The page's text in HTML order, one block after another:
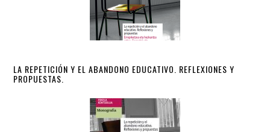
LA REPETICIÓN Y EL ABANDONO EDUCATIVO. REFLEXIONES Y
PROPUESTAS.